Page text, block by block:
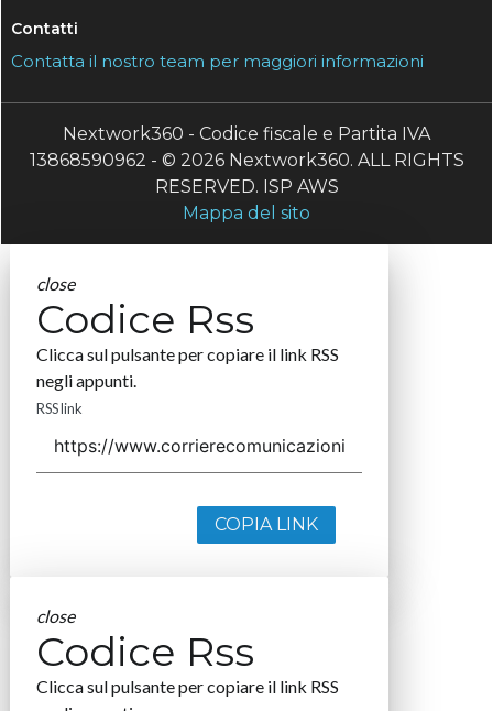
Contatti
Contatta il nostro team per maggiori informazioni
Nextwork360 - Codice fiscale e Partita IVA
13868590962 - © 2026 Nextwork360. ALL RIGHTS
RESERVED. ISP AWS
Mappa del sito
close
Codice Rss
Clicca sul pulsante per copiare il link RSS
negli appunti.
RSS link
COPIA LINK
close
Codice Rss
Clicca sul pulsante per copiare il link RSS